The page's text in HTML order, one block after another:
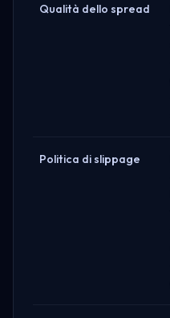
Qualità dello spread
Politica di slippage